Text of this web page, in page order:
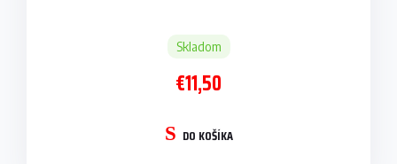
Skladom
€11,50
DO KOŠÍKA